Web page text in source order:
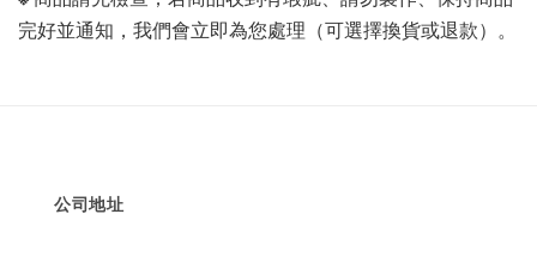
完好並通知，我們會立即為您處理（可選擇換貨或退款）。
公司地址